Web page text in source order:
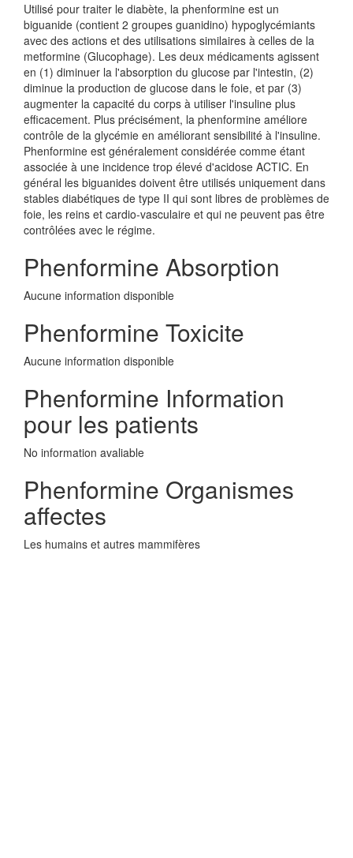
Utilisé pour traiter le diabète, la phenformine est un
biguanide (contient 2 groupes guanidino) hypoglycémiants
avec des actions et des utilisations similaires à celles de la
metformine (Glucophage). Les deux médicaments agissent
en (1) diminuer la l'absorption du glucose par l'intestin, (2)
diminue la production de glucose dans le foie, et par (3)
augmenter la capacité du corps à utiliser l'insuline plus
efficacement. Plus précisément, la phenformine améliore
contrôle de la glycémie en améliorant sensibilité à l'insuline.
Phenformine est généralement considérée comme étant
associée à une incidence trop élevé d'acidose ACTIC. En
général les biguanides doivent être utilisés uniquement dans
stables diabétiques de type II qui sont libres de problèmes de
foie, les reins et cardio-vasculaire et qui ne peuvent pas être
contrôlées avec le régime.
Phenformine Absorption
Aucune information disponible
Phenformine Toxicite
Aucune information disponible
Phenformine Information
pour les patients
No information avaliable
Phenformine Organismes
affectes
Les humains et autres mammifères